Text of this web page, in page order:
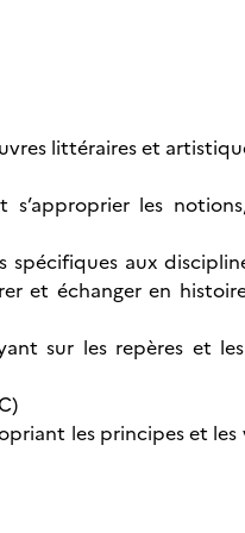
littéraires et
les
spécifiques aux
et échanger en
sur les repères et
les principes et les